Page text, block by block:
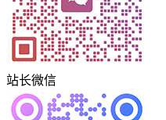
站长微信